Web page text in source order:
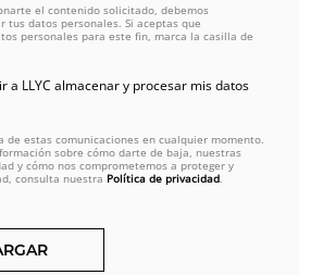
el contenido solicitado, debemos
tus datos personales. Si aceptas que
personales para este fin, marca la casilla de
a LLYC almacenar y procesar mis datos
de estas comunicaciones en cualquier momento.
sobre cómo darte de baja, nuestras
y cómo nos comprometemos a proteger y
consulta nuestra Política de privacidad.